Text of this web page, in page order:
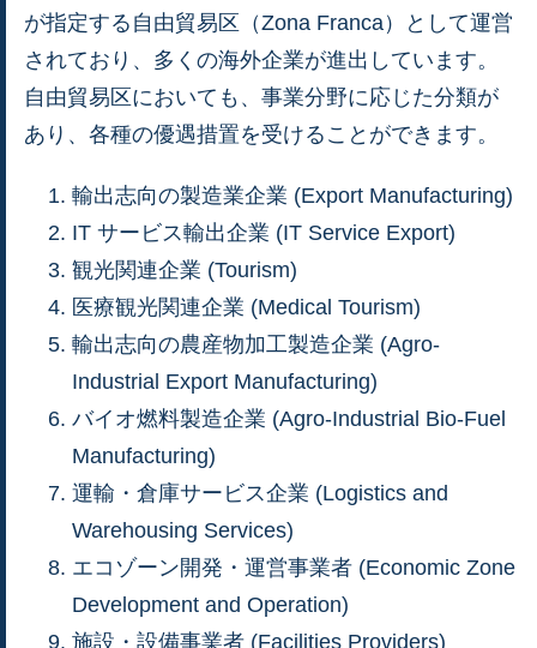
が指定する自由貿易区（Zona Franca）として運営
されており、多くの海外企業が進出しています。
自由貿易区においても、事業分野に応じた分類が
あり、各種の優遇措置を受けることができます。
輸出志向の製造業企業 (Export Manufacturing)
IT サービス輸出企業 (IT Service Export)
観光関連企業 (Tourism)
医療観光関連企業 (Medical Tourism)
輸出志向の農産物加工製造企業 (Agro-
Industrial Export Manufacturing)
バイオ燃料製造企業 (Agro-Industrial Bio-Fuel
Manufacturing)
運輸・倉庫サービス企業 (Logistics and
Warehousing Services)
エコゾーン開発・運営事業者 (Economic Zone
Development and Operation)
施設・設備事業者 (Facilities Providers)